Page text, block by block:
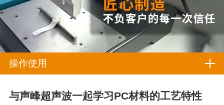
操作使用
与声峰超声波一起学习PC材料的工艺特性